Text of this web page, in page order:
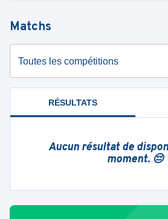
Matchs
Toutes les compétitions
RÉSULTATS
Aucun résultat de
moment. 😔